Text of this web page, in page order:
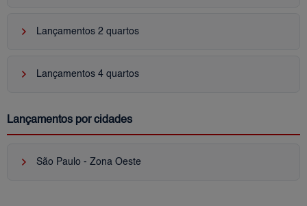
keyboard_arrow_right Lançamentos 2 quartos
keyboard_arrow_right Lançamentos 4 quartos
Lançamentos por cidades
keyboard_arrow_right São Paulo - Zona Oeste